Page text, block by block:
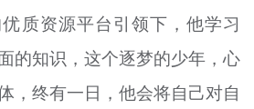
质资源平台引领下，他学习
的知识，这个逐梦的少年，心
，终有一日，他会将自己对自